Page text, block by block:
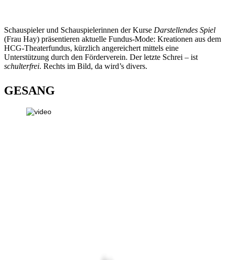
Schauspieler und Schauspielerinnen der Kurse Darstellendes Spiel
(Frau Hay) präsentieren aktuelle Fundus-Mode: Kreationen aus dem
HCG-Theaterfundus, kürzlich angereichert mittels eine
Unterstützung durch den Förderverein. Der letzte Schrei – ist
schulterfrei. Rechts im Bild, da wird’s divers.
GESANG